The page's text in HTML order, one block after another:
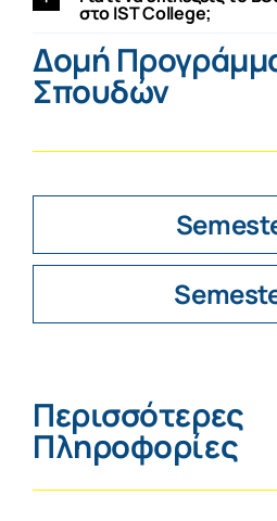
στο IST College;
Δομή
Σπουδών
Περισσότερες
Πληροφορίες